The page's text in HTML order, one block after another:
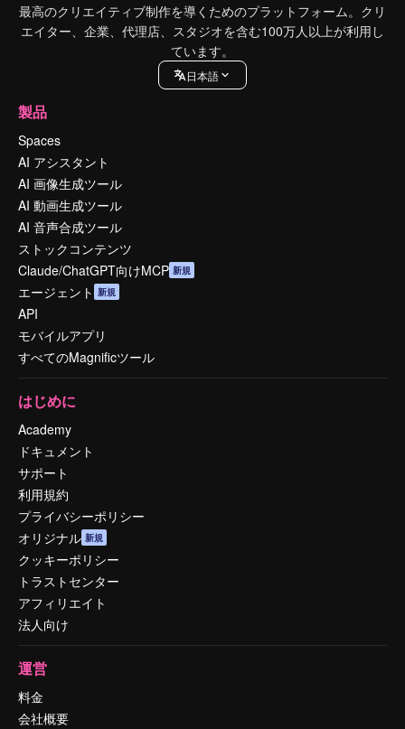
最高のクリエイティブ制作を導くためのプラットフォーム。クリ
エイター、企業、代理店、スタジオを含む100万人以上が利用し
ています。
日本語
製品
Spaces
AI アシスタント
AI 画像生成ツール
AI 動画生成ツール
AI 音声合成ツール
ストックコンテンツ
Claude/ChatGPT向けMCP 新規
エージェント 新規
API
モバイルアプリ
すべてのMagnificツール
はじめに
Academy
ドキュメント
サポート
利用規約
プライバシーポリシー
オリジナル 新規
クッキーポリシー
トラストセンター
アフィリエイト
法人向け
運営
料金
会社概要